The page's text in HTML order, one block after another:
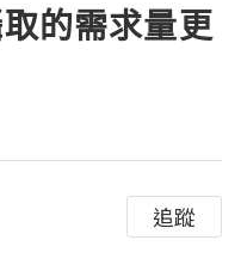
的需求量更
追蹤